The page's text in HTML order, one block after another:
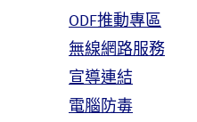
ODF推動專區
無線網路服務
宣導連結
電腦防毒